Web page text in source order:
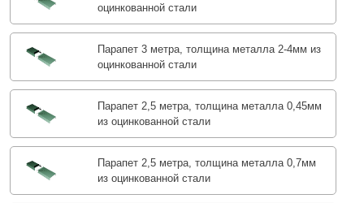
оцинкованной стали
Парапет 3 метра, толщина металла 2-4мм из
оцинкованной стали
Парапет 2,5 метра, толщина металла 0,45мм
из оцинкованной стали
Парапет 2,5 метра, толщина металла 0,7мм
из оцинкованной стали